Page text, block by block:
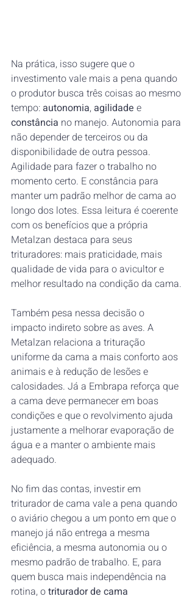
Na prática, isso sugere que o
investimento vale mais a pena quando
o produtor busca três coisas ao mesmo
tempo: autonomia, agilidade e
constância no manejo. Autonomia para
não depender de terceiros ou da
disponibilidade de outra pessoa.
Agilidade para fazer o trabalho no
momento certo. E constância para
manter um padrão melhor de cama ao
longo dos lotes. Essa leitura é coerente
com os benefícios que a própria
Metalzan destaca para seus
trituradores: mais praticidade, mais
qualidade de vida para o avicultor e
melhor resultado na condição da cama.
Também pesa nessa decisão o
impacto indireto sobre as aves. A
Metalzan relaciona a trituração
uniforme da cama a mais conforto aos
animais e à redução de lesões e
calosidades. Já a Embrapa reforça que
a cama deve permanecer em boas
condições e que o revolvimento ajuda
justamente a melhorar evaporação de
água e a manter o ambiente mais
adequado.
No fim das contas, investir em
triturador de cama vale a pena quando
o aviário chegou a um ponto em que o
manejo já não entrega a mesma
eficiência, a mesma autonomia ou o
mesmo padrão de trabalho. E, para
quem busca mais independência na
rotina, o triturador de cama